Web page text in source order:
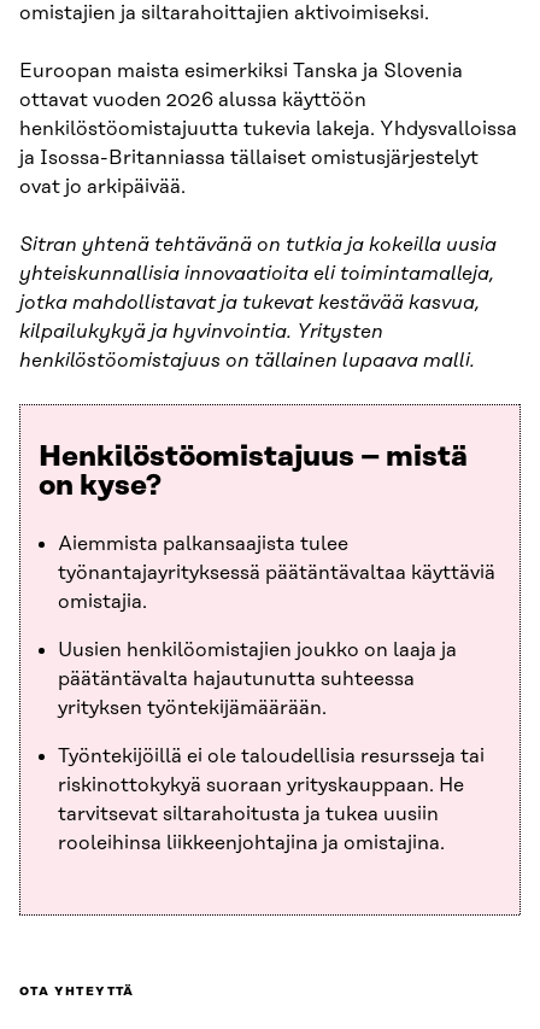
omistajien ja siltarahoittajien aktivoimiseksi.
Euroopan maista esimerkiksi Tanska ja Slovenia
ottavat vuoden 2026 alussa käyttöön
henkilöstöomistajuutta tukevia lakeja. Yhdysvalloissa
ja Isossa-Britanniassa tällaiset omistusjärjestelyt
ovat jo arkipäivää.
Sitran yhtenä tehtävänä on tutkia ja kokeilla uusia
yhteiskunnallisia innovaatioita eli toimintamalleja,
jotka mahdollistavat ja tukevat kestävää kasvua,
kilpailukykyä ja hyvinvointia. Yritysten
henkilöstöomistajuus on tällainen lupaava malli.
Henkilöstöomistajuus – mistä
on kyse?
Aiemmista palkansaajista tulee
työnantajayrityksessä päätäntävaltaa käyttäviä
omistajia.
Uusien henkilöomistajien joukko on laaja ja
päätäntävalta hajautunutta suhteessa
yrityksen työntekijämäärään.
Työntekijöillä ei ole taloudellisia resursseja tai
riskinottokykyä suoraan yrityskauppaan. He
tarvitsevat siltarahoitusta ja tukea uusiin
rooleihinsa liikkeenjohtajina ja omistajina.
OTA YHTEYTTÄ